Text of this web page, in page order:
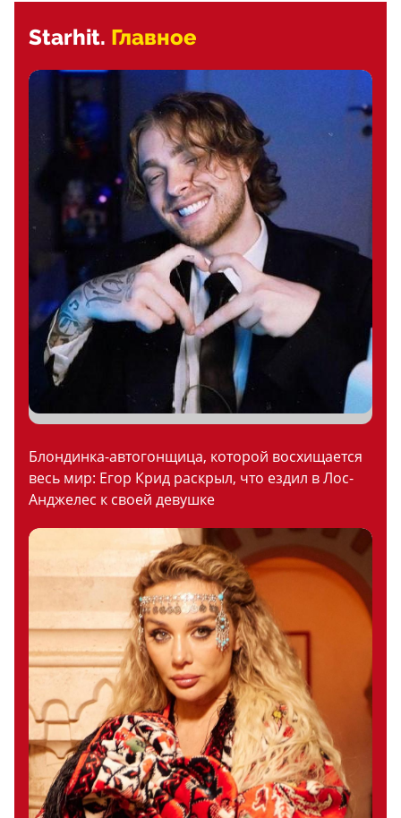
Starhit. Главное
Блондинка-автогонщица, которой восхищается
весь мир: Егор Крид раскрыл, что ездил в Лос-
Анджелес к своей девушке